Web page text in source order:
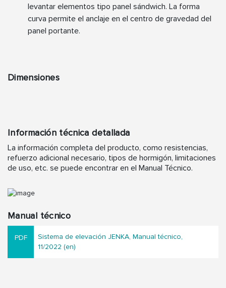
levantar elementos tipo panel sándwich. La forma
curva permite el anclaje en el centro de gravedad del
panel portante.
Dimensiones
Información técnica detallada
La información completa del producto, como resistencias,
refuerzo adicional necesario, tipos de hormigón, limitaciones
de uso, etc. se puede encontrar en el Manual Técnico.
Manual técnico
Sistema de elevación JENKA, Manual técnico,
11/2022 (en)